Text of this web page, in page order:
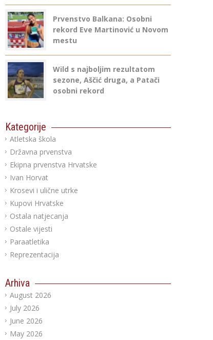
Prvenstvo Balkana: Osobni
rekord Eve Martinović u Novom
mestu
Wild s najboljim rezultatom
sezone, Aščić druga, a Patači
osobni rekord
Kategorije
Atletska škola
Državna prvenstva
Ekipna prvenstva Hrvatske
Ivan Horvat
Krosevi i ulične utrke
Kupovi Hrvatske
Ostala natjecanja
Ostale vijesti
Paraatletika
Reprezentacija
Arhiva
August 2026
July 2026
June 2026
May 2026